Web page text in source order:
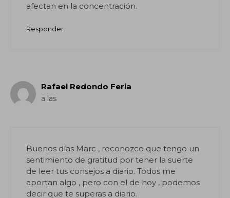
afectan en la concentración.
Responder
Rafael Redondo Feria
a las
Buenos días Marc , reconozco que tengo un
sentimiento de gratitud por tener la suerte
de leer tus consejos a diario. Todos me
aportan algo , pero con el de hoy , podemos
decir que te superas a diario.